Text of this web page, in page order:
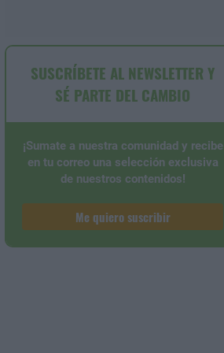
SUSCRÍBETE AL NEWSLETTER Y
SÉ PARTE DEL CAMBIO
¡Sumate a nuestra comunidad y recibe
en tu correo una selección exclusiva
de nuestros contenidos!
Me quiero suscribir